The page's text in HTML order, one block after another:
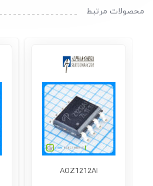
محصولات مرتبط
AOZ1212AI